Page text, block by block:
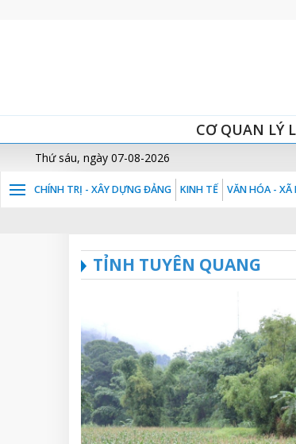
CƠ QUAN LÝ
Thứ sáu, ngày 07-08-2026
CHÍNH TRỊ - XÂY DỰNG ĐẢNG KINH TẾ VĂN HÓA - XÃ
TỈNH TUYÊN QUANG